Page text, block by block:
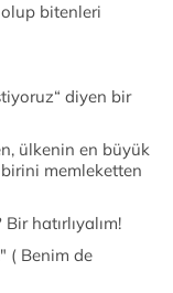
bitenleri
diyen bir
ülkenin en büyük
memleketten
hatırlıyalım!
( Benim de